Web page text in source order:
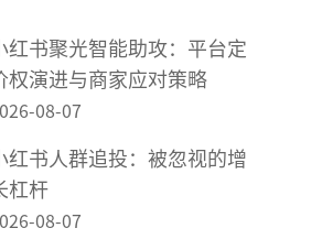
红书聚光智能助攻：平台定
权演进与商家应对策略
08-07
红书人群追投：被忽视的增
杠杆
08-07